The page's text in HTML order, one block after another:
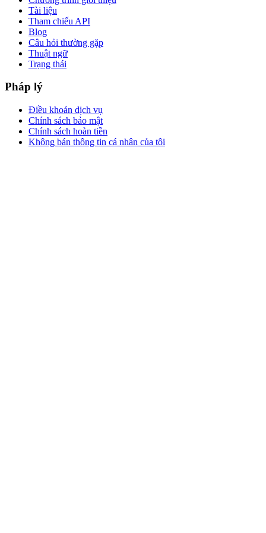
Tài liệu
Tham chiếu API
Blog
Câu hỏi thường gặp
Thuật ngữ
Trạng thái
Pháp lý
Điều khoản dịch vụ
Chính sách bảo mật
Chính sách hoàn tiền
Không bán thông tin cá nhân của tôi